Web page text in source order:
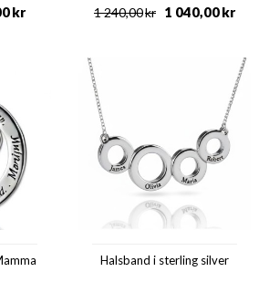
kr kr
1 240,00 kr
1 040,00
Halsband i sterling silver